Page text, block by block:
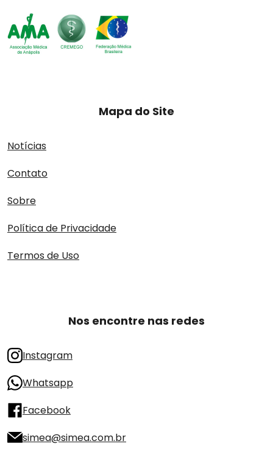
Mapa do Site
Notícias
Contato
Sobre
Política de Privacidade
Termos de Uso
Nos encontre nas redes
Instagram
Whatsapp
Facebook
simea@simea.com.br